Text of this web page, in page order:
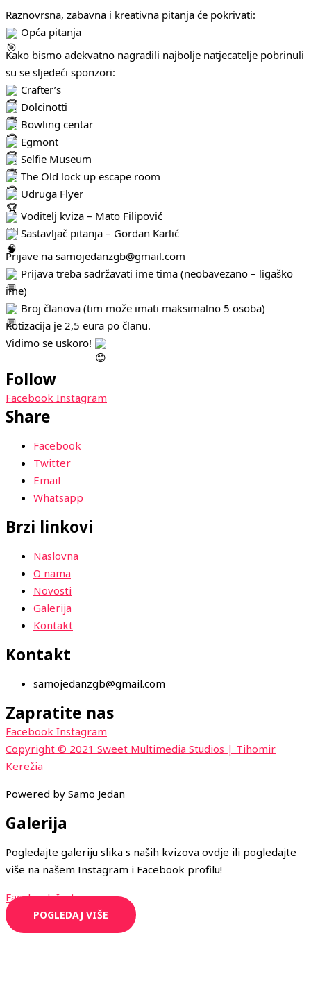
Raznovrsna, zabavna i kreativna pitanja će pokrivati:
Opća pitanja
Kako bismo adekvatno nagradili najbolje natjecatelje pobrinuli
su se sljedeći sponzori:
Crafter’s
Dolcinotti
Bowling centar
Egmont
Selfie Museum
The Old lock up escape room
Udruga Flyer
Voditelj kviza – Mato Filipović
Sastavljač pitanja – Gordan Karlić
Prijave na samojedanzgb@gmail.com
Prijava treba sadržavati ime tima (neobavezano – ligaško
ime)
Broj članova (tim može imati maksimalno 5 osoba)
Kotizacija je 2,5 eura po članu.
Vidimo se uskoro!
Follow
Facebook Instagram
Share
Facebook
Twitter
Email
Whatsapp
Brzi linkovi
Naslovna
O nama
Novosti
Galerija
Kontakt
Kontakt
samojedanzgb@gmail.com
Zapratite nas
Facebook Instagram
Copyright © 2021 Sweet Multimedia Studios | Tihomir
Kerežia
Powered by Samo Jedan
Galerija
Pogledajte galeriju slika s naših kvizova ovdje ili pogledajte
više na našem Instagram i Facebook profilu!
Facebook Instagram
POGLEDAJ VIŠE